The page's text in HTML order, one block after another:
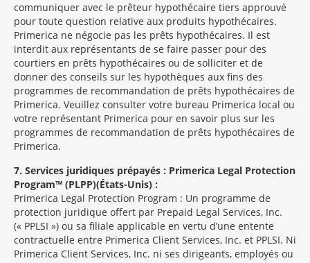
communiquer avec le prêteur hypothécaire tiers approuvé
pour toute question relative aux produits hypothécaires.
Primerica ne négocie pas les prêts hypothécaires. Il est
interdit aux représentants de se faire passer pour des
courtiers en prêts hypothécaires ou de solliciter et de
donner des conseils sur les hypothèques aux fins des
programmes de recommandation de prêts hypothécaires de
Primerica. Veuillez consulter votre bureau Primerica local ou
votre représentant Primerica pour en savoir plus sur les
programmes de recommandation de prêts hypothécaires de
Primerica.
7 Services juridiques prépayés : Primerica Legal Protection
Program™ (PLPP)(États-Unis) :
Primerica Legal Protection Program : Un programme de
protection juridique offert par Prepaid Legal Services, Inc.
(« PPLSI ») ou sa filiale applicable en vertu d’une entente
contractuelle entre Primerica Client Services, Inc. et PPLSI. Ni
Primerica Client Services, Inc. ni ses dirigeants, employés ou